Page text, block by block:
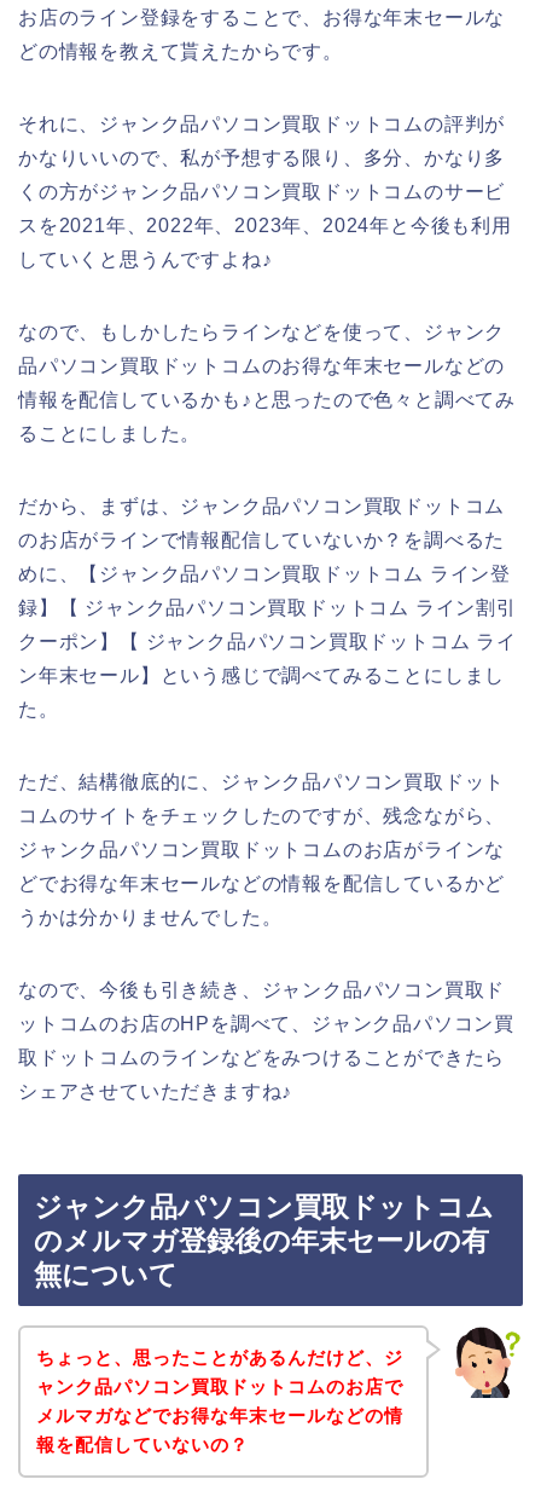
お店のライン登録をすることで、お得な年末セールな
どの情報を教えて貰えたからです。
それに、ジャンク品パソコン買取ドットコムの評判が
かなりいいので、私が予想する限り、多分、かなり多
くの方がジャンク品パソコン買取ドットコムのサービ
スを2021年、2022年、2023年、2024年と今後も利用
していくと思うんですよね♪
なので、もしかしたらラインなどを使って、ジャンク
品パソコン買取ドットコムのお得な年末セールなどの
情報を配信しているかも♪と思ったので色々と調べてみ
ることにしました。
だから、まずは、ジャンク品パソコン買取ドットコム
のお店がラインで情報配信していないか？を調べるた
めに、【ジャンク品パソコン買取ドットコム ライン登
録】【 ジャンク品パソコン買取ドットコム ライン割引
クーポン】【 ジャンク品パソコン買取ドットコム ライ
ン年末セール】という感じで調べてみることにしまし
た。
ただ、結構徹底的に、ジャンク品パソコン買取ドット
コムのサイトをチェックしたのですが、残念ながら、
ジャンク品パソコン買取ドットコムのお店がラインな
どでお得な年末セールなどの情報を配信しているかど
うかは分かりませんでした。
なので、今後も引き続き、ジャンク品パソコン買取ド
ットコムのお店のHPを調べて、ジャンク品パソコン買
取ドットコムのラインなどをみつけることができたら
シェアさせていただきますね♪
ジャンク品パソコン買取ドットコム
のメルマガ登録後の年末セールの有
無について
ちょっと、思ったことがあるんだけど、ジ
ャンク品パソコン買取ドットコムのお店で
メルマガなどでお得な年末セールなどの情
報を配信していないの？